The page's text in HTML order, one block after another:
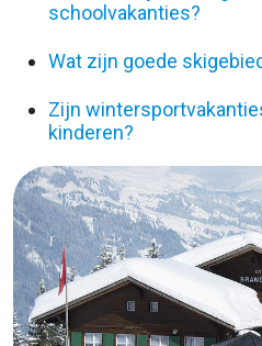
schoolvakanties?
Wat zijn goede
Zijn
kinderen?